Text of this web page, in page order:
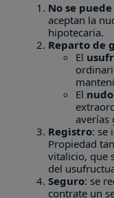
No se
aceptan la
hipotecaria.
Reparto de
El
El
averías
Registro: se
Propiedad
vitalicio, que
del
Seguro: se
contrate un